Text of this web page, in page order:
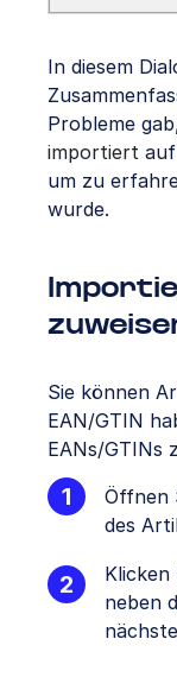
In diesem
Probleme
importiert
um zu
wurde.
Sie können
EAN/GTIN
EANs/GTINs
Öffnen
des
Klicken
neben